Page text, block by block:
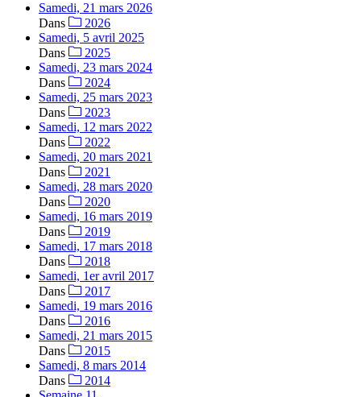
Samedi, 21 mars 2026
Dans
2026
Samedi, 5 avril 2025
Dans
2025
Samedi, 23 mars 2024
Dans
2024
Samedi, 25 mars 2023
Dans
2023
Samedi, 12 mars 2022
Dans
2022
Samedi, 20 mars 2021
Dans
2021
Samedi, 28 mars 2020
Dans
2020
Samedi, 16 mars 2019
Dans
2019
Samedi, 17 mars 2018
Dans
2018
Samedi, 1er avril 2017
Dans
2017
Samedi, 19 mars 2016
Dans
2016
Samedi, 21 mars 2015
Dans
2015
Samedi, 8 mars 2014
Dans
2014